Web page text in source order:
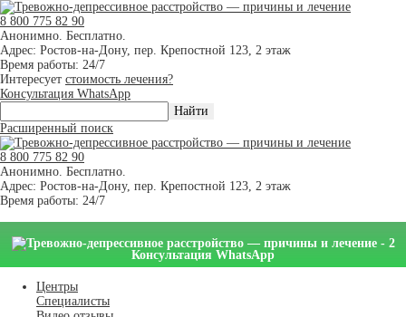
8 800 775 82 90
Анонимно. Бесплатно.
Адрес: Ростов-на-Дону, пер. Крепостной 123, 2 этаж
Время работы: 24/7
Интересует стоимость лечения?
Консультация WhatsApp
Расширенный поиск
8 800 775 82 90
Анонимно. Бесплатно.
Адрес: Ростов-на-Дону, пер. Крепостной 123, 2 этаж
Время работы: 24/7
Консультация WhatsApp
Центры
Специалисты